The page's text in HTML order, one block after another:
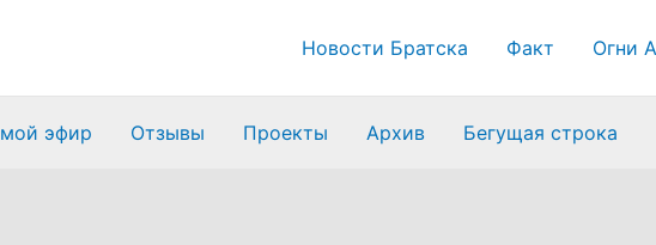
Новости Братска Факт Огни
эфир Отзывы Проекты Архив Бегущая строка